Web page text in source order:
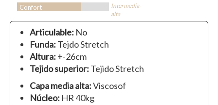
Confort
Intermedia-
alta
Articulable: No
Funda: Tejdo Stretch
Altura: +-26cm
Tejido superior: Tejido Stretch
Capa media alta:Viscosof
Núcleo: HR 40kg